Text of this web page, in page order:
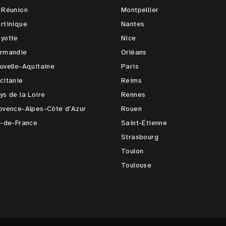
Aquitaine
de la Loire
Alpes-Côte d'Azur
de-France
Montpellier
Nantes
Nice
Orléans
Paris
Reims
Rennes
Rouen
Saint-Étienne
Strasbourg
Toulon
Toulouse